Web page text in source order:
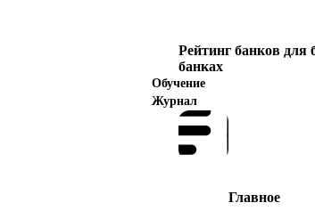
Рейтинг банков для
банках
Обучение
Журнал
Главное